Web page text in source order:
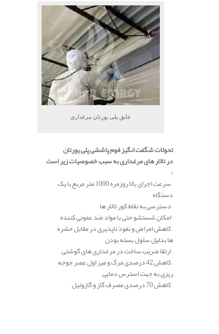
عایق پلی یورتان مرغداری
تحولات شگفت انگیز فوم پاششی پلی یورتان
در تالار های مرغداری به سبب خصوصیات زیر است
:
– سرعت اجرای بالا روزمره 1000 متر مربع با یک
دستگاه
– دسترسی به نقاط کور تالار ها
– امکان شستشو حتی با مواد ضد عفونی کننده
– کاهش امراض و نفوذ ناپذیری در مقابل حشره
ها بدلیل سلول بسته بودن
– ارتقا ضریب ساخت در مرغداری های گوشتی
– کاهش 42 درصدی مرگ و میر اولِ عصر جوجه
ریزی به جهت استرس دمایی
– کاهش 70 درصدی مصرف گاز و گازوئیل